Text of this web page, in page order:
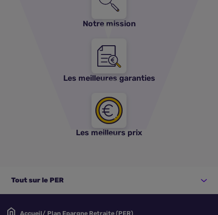
Notre mission
Les meilleures garanties
Les meilleurs prix
Tout sur le PER
Accueil
Plan Epargne Retraite (PER)